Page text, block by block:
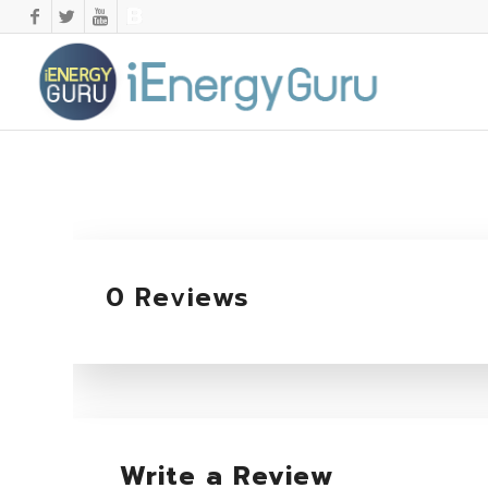
0 Reviews
Write a Review